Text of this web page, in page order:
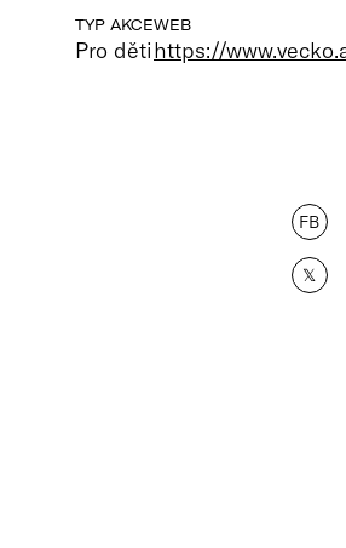
TYP AKCE
Pro děti
WEB
https://
FB
𝕏